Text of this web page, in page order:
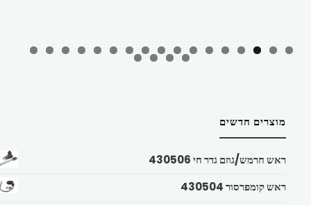
מוצרים חדשים
ראש חרמש/גוזם גדר חי 430506
ראש קומפרסור 430504